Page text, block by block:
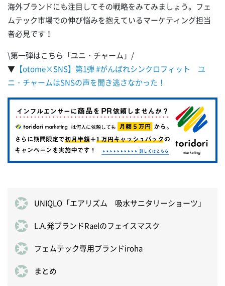
海外ブランドにも注目してその戦略をみてみましょう。フェ
ムテック市場での伸び悩みを抱えているマーケティング担当
者必見です！
\第一弾はこちら「ユニ・チャーム」/
▼ 【otome×SNS】第1弾 #がんばれシンクロフィット ユ
ニ・チャームはSNSの声を聞き逃さなかった！
UNIQLO「エアリズム 吸水サニタリーショーツ」
L.A.発ブランドRaelのフェイスマスク
フェムテック専用ブランドiroha
まとめ